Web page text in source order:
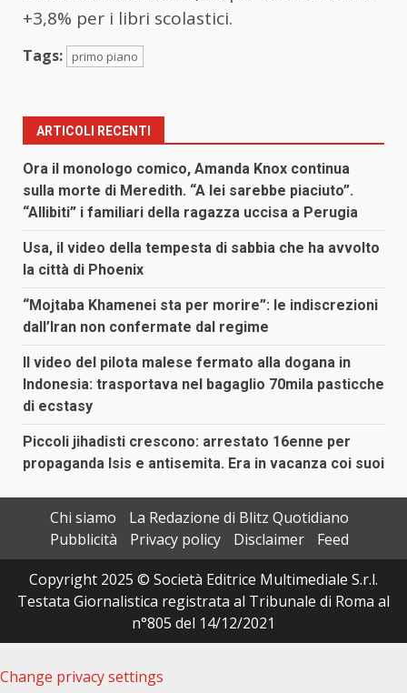
+3,8% per i libri scolastici.
Tags: primo piano
ARTICOLI RECENTI
Ora il monologo comico, Amanda Knox continua
sulla morte di Meredith. “A lei sarebbe piaciuto”.
“Allibiti” i familiari della ragazza uccisa a Perugia
Usa, il video della tempesta di sabbia che ha avvolto
la città di Phoenix
“Mojtaba Khamenei sta per morire”: le indiscrezioni
dall’Iran non confermate dal regime
Il video del pilota malese fermato alla dogana in
Indonesia: trasportava nel bagaglio 70mila pasticche
di ecstasy
Piccoli jihadisti crescono: arrestato 16enne per
propaganda Isis e antisemita. Era in vacanza coi suoi
Chi siamo
La Redazione di Blitz Quotidiano
Pubblicità
Privacy policy Disclaimer
Feed
Copyright 2025 © Società Editrice Multimediale S.r.l.
Testata Giornalistica registrata al Tribunale di Roma al
n°805 del 14/12/2021
Change privacy settings